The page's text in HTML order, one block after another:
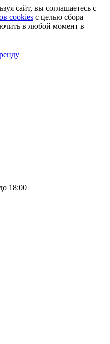
сайт, вы соглашаетесь с
cookies с целью сбора
в любой момент в
18:00